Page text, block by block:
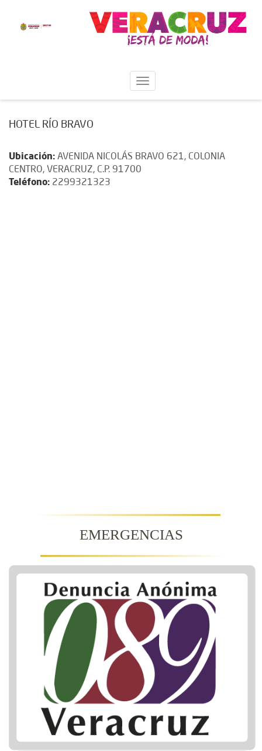
HOTEL RÍO BRAVO
Ubicación: AVENIDA NICOLÁS BRAVO 621, COLONIA
CENTRO, VERACRUZ, C.P. 91700
Teléfono: 2299321323
EMERGENCIAS